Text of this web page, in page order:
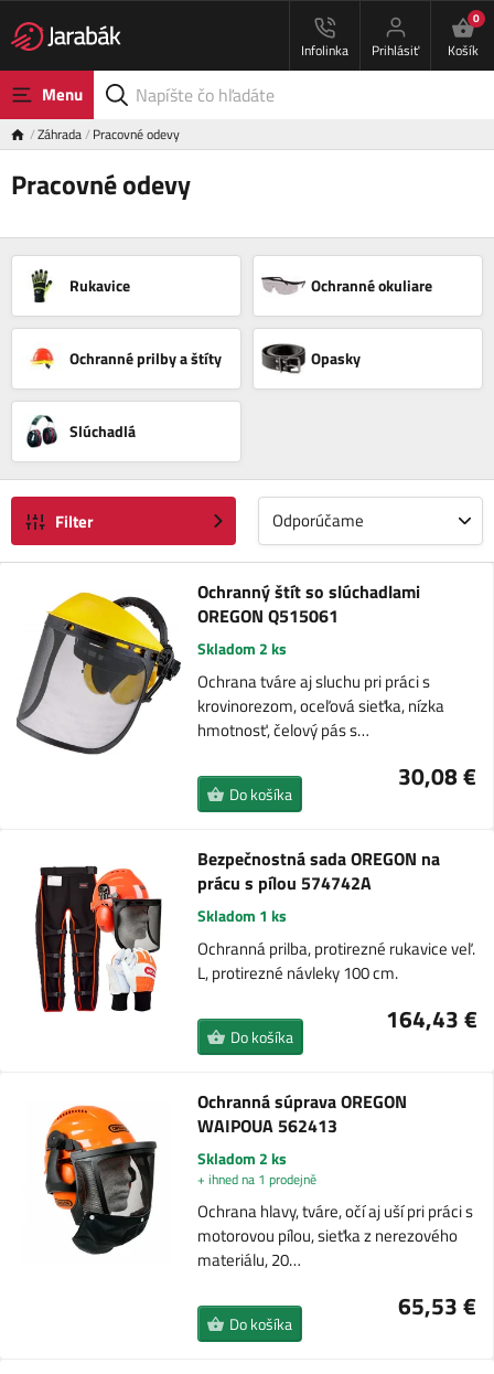
Infolinka Prihlásiť
0
Košík
Menu
Záhrada Pracovné odevy
Pracovné odevy
Rukavice Ochranné okuliare
Ochranné prilby a štíty Opasky
Slúchadlá
Filter Odporúčame
Ochranný štít so slúchadlami
OREGON Q515061
Skladom 2 ks
Ochrana tváre aj sluchu pri práci s
krovinorezom, oceľová sieťka, nízka
hmotnosť, čelový pás s…
30,08 €
Do košíka
Bezpečnostná sada OREGON na
prácu s pílou 574742A
Skladom 1 ks
Ochranná prilba, protirezné rukavice veľ.
L, protirezné návleky 100 cm.
164,43 €
Do košíka
Ochranná súprava OREGON
WAIPOUA 562413
Skladom 2 ks
+ ihned na 1 prodejně
Ochrana hlavy, tváre, očí aj uší pri práci s
motorovou pílou, sieťka z nerezového
materiálu, 20…
65,53 €
Do košíka